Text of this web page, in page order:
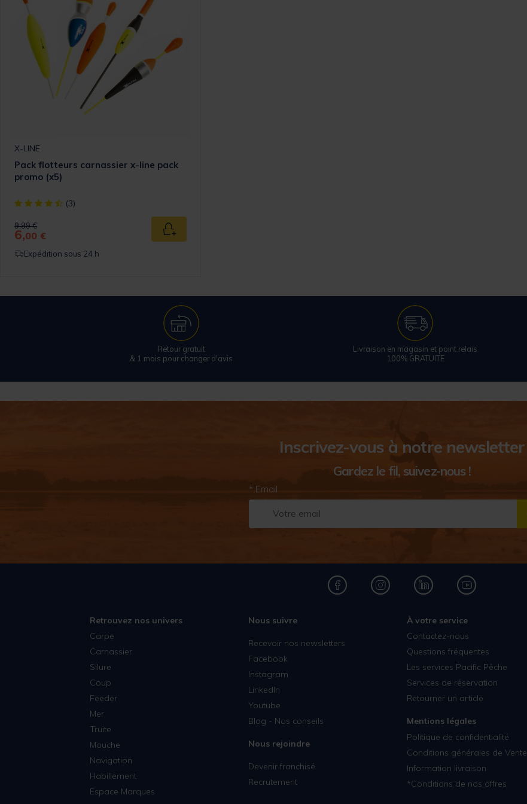
X-LINE
Pack flotteurs carnassier x-line pack
promo (x5)
[object Object] out of 5 Customer Rating
(3)
Price reduced from
9,99 €to
6,00 € Ajouter au panier
Expédition sous 24 h
Retour gratuit
& 1 mois pour changer d'avis
Livraison en magasin et point relais
100% GRATUITE
Inscrivez-vous à notre newsletter
Gardez le fil, suivez-nous !
* Email
Retrouvez nos univers
Carpe
Carnassier
Silure
Coup
Feeder
Mer
Truite
Mouche
Navigation
Habillement
Espace Marques
Nous suivre
Recevoir nos newsletters
Facebook
Instagram
LinkedIn
Youtube
Blog - Nos conseils
Nous rejoindre
Devenir franchisé
Recrutement
À votre service
Contactez-nous
Questions fréquentes
Les services Pacific Pêche
Services de réservation
Retourner un article
Mentions légales
Politique de confidentialité
Conditions générales de Vente
Information livraison
*Conditions de nos offres